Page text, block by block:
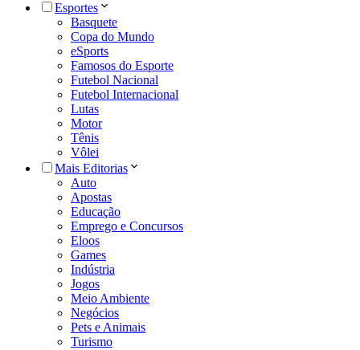
Esportes
Basquete
Copa do Mundo
eSports
Famosos do Esporte
Futebol Nacional
Futebol Internacional
Lutas
Motor
Tênis
Vôlei
Mais Editorias
Auto
Apostas
Educação
Emprego e Concursos
Eloos
Games
Indústria
Jogos
Meio Ambiente
Negócios
Pets e Animais
Turismo